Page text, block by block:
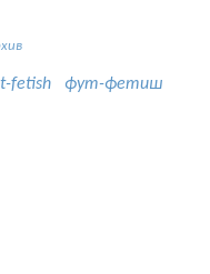
fetish фут-фетиш